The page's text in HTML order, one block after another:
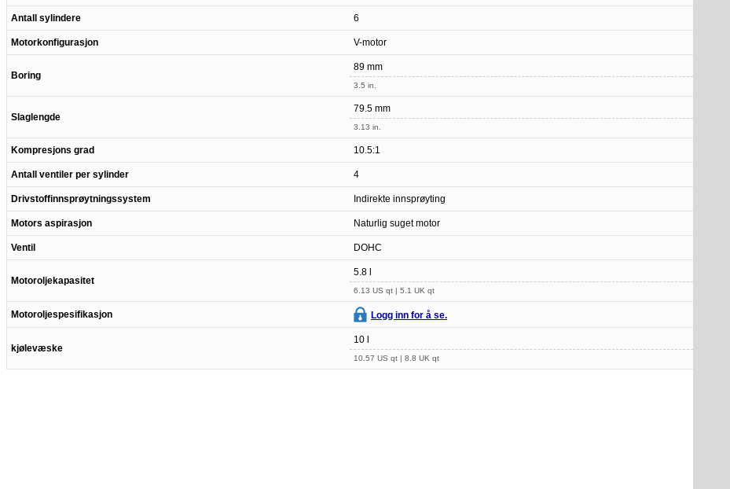
Antall sylindere 6
Motorkonfigurasjon V-motor
Boring
89 mm
3.5 in.
Slaglengde
79.5 mm
3.13 in.
Kompresjons grad 10.5:1
Antall ventiler per sylinder 4
Drivstoffinnsprøytningssystem Indirekte innsprøyting
Motors aspirasjon Naturlig suget motor
Ventil DOHC
Motoroljekapasitet
5.8 l
6.13 US qt | 5.1 UK qt
Motoroljespesifikasjon Logg inn for å se.
kjølevæske
10 l
10.57 US qt | 8.8 UK qt